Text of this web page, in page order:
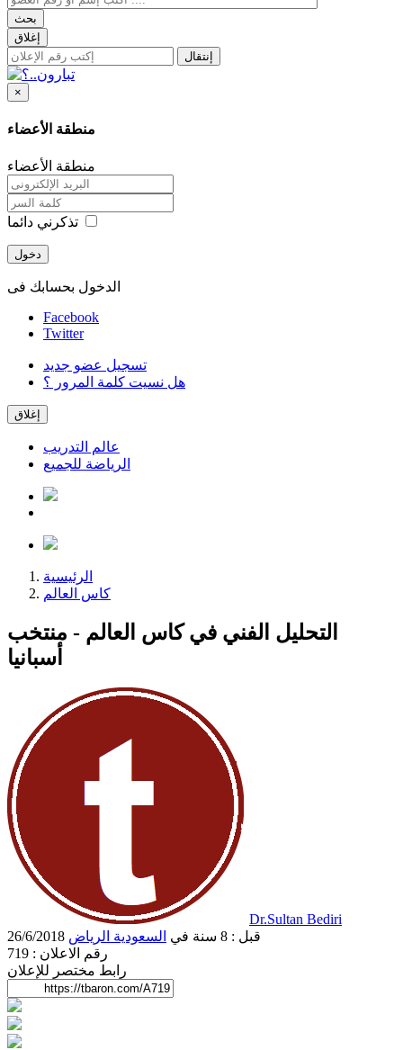
بحث
إغلاق
إنتقال
×
منطقة الأعضاء
منطقة الأعضاء
دخول
الدخول بحسابك فى
Facebook
Twitter
تسجيل عضو جديد
هل نسيت كلمة المرور ؟
إغلاق
عالم التدريب
الرياضة للجميع
الرئيسية
كاس العالم
التحليل الفني في كاس العالم - منتخب
أسبانيا
Dr.Sultan Bediri
26/6/2018 قبل : 8 سنة
في السعودية الرياض
رقم الاعلان : 719
رابط مختصر للإعلان